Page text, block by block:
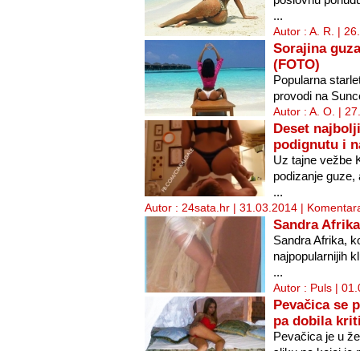
...
Autor : A. R. |
Sorajina
(FOTO)
Popularna
provodi na
Autor : A. O. |
Deset
podignutu i
Uz tajne vežbe
podizanje guze,
...
Autor : 24sata.hr | 31.03.2014 |
Sandra
Sandra Afrika,
najpopularnijih
...
Autor : Puls |
Pevačica se
pa dobila
Pevačica je u